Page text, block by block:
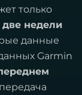
только
недели
данные
Garmin